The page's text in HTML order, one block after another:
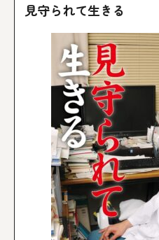
見守られて生きる